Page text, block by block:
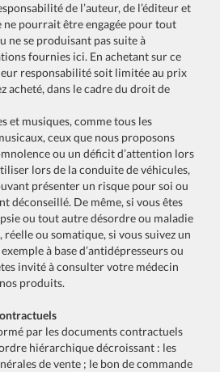
de l’auteur, de l’éditeur et
pourrait être engagée pour tout
ne se produisant pas suite à
fournies ici. En achetant sur ce
responsabilité soit limitée au prix
acheté, dans le cadre du droit de
et musiques, comme tous les
ceux que nous proposons
ou un déficit d’attention lors
lors de la conduite de véhicules,
présenter un risque pour soi ou
déconseillé. De même, si vous êtes
ou tout autre désordre ou maladie
réelle ou somatique, si vous suivez un
à base d’antidépresseurs ou
invité à consulter votre médecin
produits.
par les documents contractuels
hiérarchique décroissant : les
de vente ; le bon de commande